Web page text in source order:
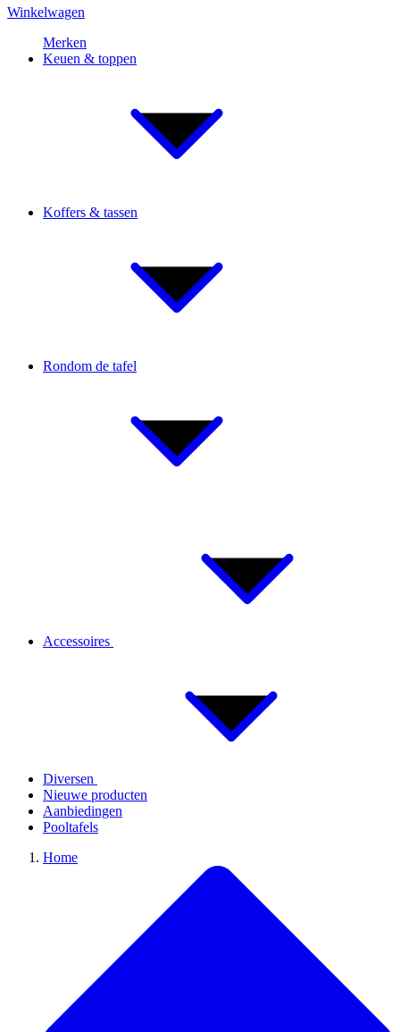
Winkelwagen
Merken
Keuen & toppen
Koffers & tassen
Rondom de tafel
Accessoires
Diversen
Nieuwe producten
Aanbiedingen
Pooltafels
Home